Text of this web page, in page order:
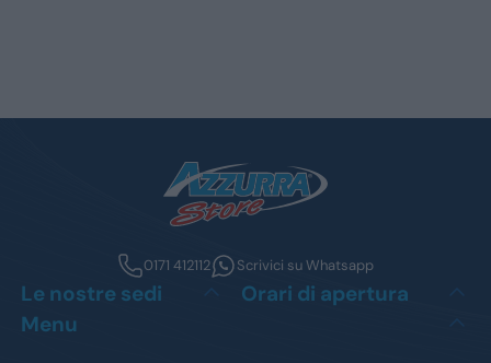
0171 412112 Scrivici su Whatsapp
Le nostre sedi
Orari di apertura
Menu